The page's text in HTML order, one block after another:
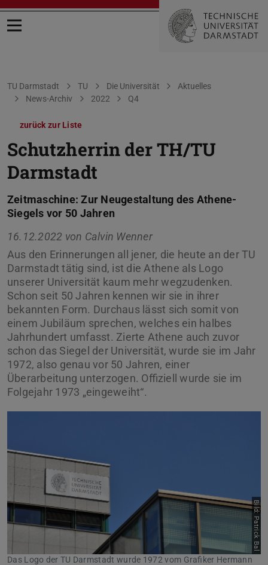
Menü öffnen
Sie befinden sich hier:
TU Darmstadt TU Die Universität
Aktuelles
News-Archiv
2022 Q4
zurück zur Liste
Schutzherrin der TH/TU
Darmstadt
Zeitmaschine: Zur Neugestaltung des Athene-
Siegels vor 50 Jahren
16.12.2022 von Calvin Wenner
Aus den Erinnerungen all jener, die heute an der TU
Darmstadt tätig sind, ist die Athene als Logo
unserer Universität kaum mehr wegzudenken.
Schon seit 50 Jahren kennen wir sie in ihrer
bekannten Form. Durchaus lässt sich somit von
einem Jubiläum sprechen, welches ein halbes
Jahrhundert umfasst. Zierte Athene auch zuvor
schon das Siegel der Universität, wurde sie im Jahr
1972, also genau vor 50 Jahren, einer
Überarbeitung unterzogen. Offiziell wurde sie im
Folgejahr 1973 „eingeweiht“.
Bild: Patrick Bal
Das Logo der TU Darmstadt wurde 1972 vom Grafiker Hermann